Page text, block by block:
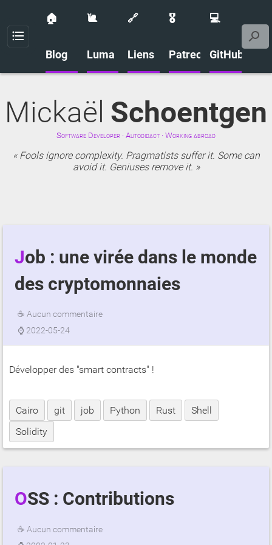
Menu
🏠
Blog
🐌
Luma
🔗
Liens
🎖️
Patreon
💻
GitHub
Mickaël Schoentgen
Software Developer · Autodidact · Working abroad
Fools ignore complexity. Pragmatists suffer it. Some can
avoid it. Geniuses remove it.
Job : une virée dans le monde
des cryptomonnaies
☕ Aucun commentaire
⌚ 2022-05-24
Développer des "smart contracts" !
Cairo git job Python Rust
Shell
Solidity
OSS : Contributions
☕ Aucun commentaire